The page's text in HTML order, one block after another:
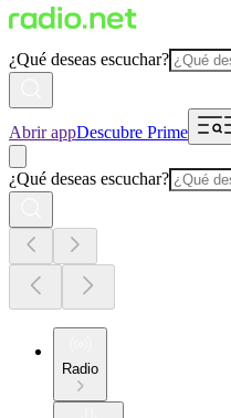
¿Qué deseas escuchar?
Abrir appDescubre Prime
¿Qué deseas escuchar?
Radio